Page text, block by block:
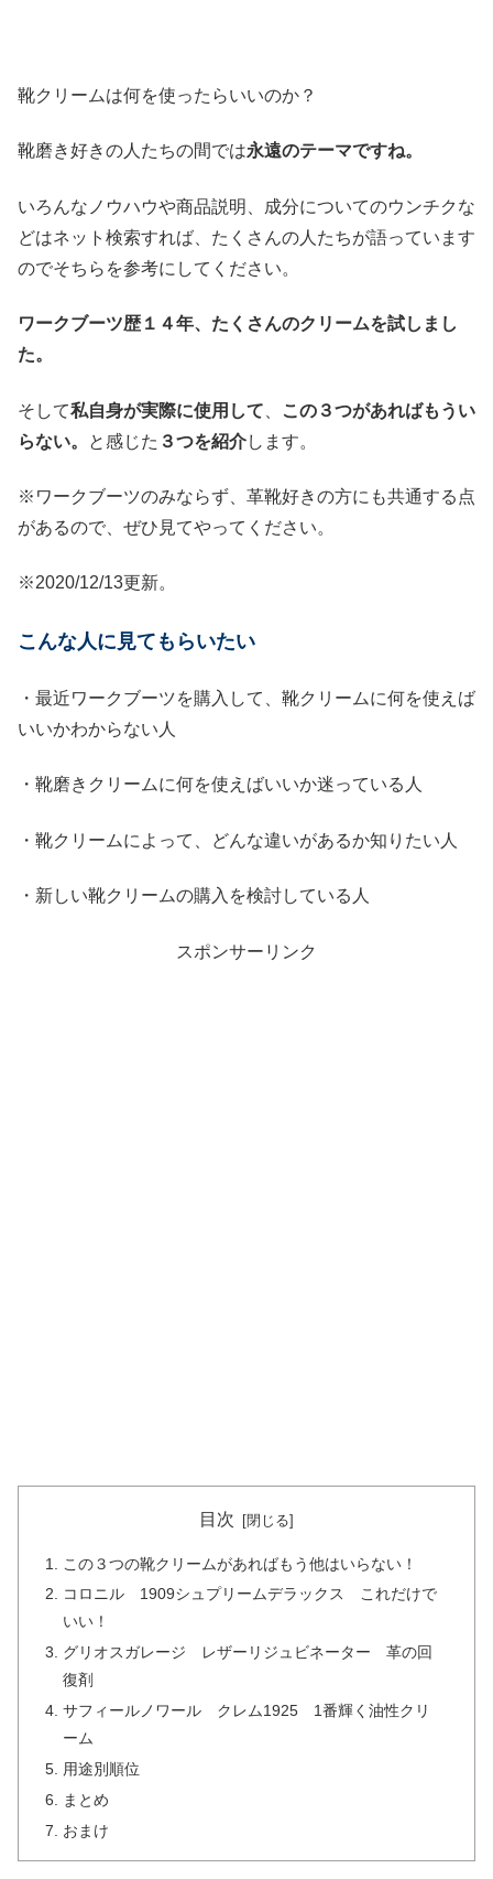
靴クリームは何を使ったらいいのか？
靴磨き好きの人たちの間では永遠のテーマですね。
いろんなノウハウや商品説明、成分についてのウンチクな
どはネット検索すれば、たくさんの人たちが語っています
のでそちらを参考にしてください。
ワークブーツ歴１４年、たくさんのクリームを試しまし
た。
そして私自身が実際に使用して
この３つがあればもうい
らない。
と感じた ３つを紹介します。
※ワークブーツのみならず、革靴好きの方にも共通する点
があるので、ぜひ見てやってください。
※2020/12/13更新。
こんな人に見てもらいたい
・最近ワークブーツを購入して、靴クリームに何を使えば
いいかわからない人
・靴磨きクリームに何を使えばいいか迷っている人
・靴クリームによって、どんな違いがあるか知りたい人
・新しい靴クリームの購入を検討している人
スポンサーリンク
目次
この３つの靴クリームがあればもう他はいらない！
コロニル 1909シュプリームデラックス これだけで
いい！
グリオスガレージ レザーリジュビネーター 革の回
復剤
サフィールノワール クレム1925 1番輝く油性クリ
ーム
用途別順位
まとめ
おまけ